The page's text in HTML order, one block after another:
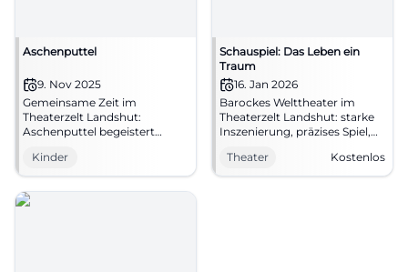
Aschenputtel
9. Nov 2025
Gemeinsame Zeit im
Theaterzelt Landshut:
Aschenputtel begeistert
Werten. Sonntag, 09.11.2025,
15:00 Uhr. Tickets über die
Theaterkasse sichern.
#Familienevent
Kinder
Schauspiel: Das Leben ein
Traum
16. Jan 2026
Barockes Welttheater im
Theaterzelt Landshut: starke
Inszenierung, präzises Spiel,
16.01.2026, 19:30 Uhr,
Eintrittskarten erhältlich.
Theater Kostenlos